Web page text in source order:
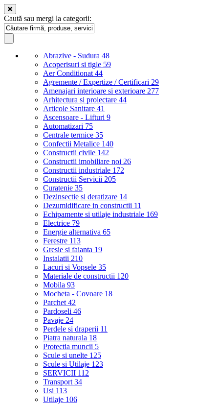
Caută sau mergi la categorii:
Abrazive - Sudura 48
Acoperisuri si tigle 59
Aer Conditionat 44
Agremente / Expertize / Certificari 29
Amenajari interioare si exterioare 277
Arhitectura si proiectare 44
Articole Sanitare 41
Ascensoare - Lifturi 9
Automatizari 75
Centrale termice 35
Confectii Metalice 140
Constructii civile 142
Constructii imobiliare noi 26
Constructii industriale 172
Constructii Servicii 205
Curatenie 35
Dezinsectie si deratizare 14
Dezumidificare in constructii 11
Echipamente si utilaje industriale 169
Electrice 79
Energie alternativa 65
Ferestre 113
Gresie si faianta 19
Instalatii 210
Lacuri si Vopsele 35
Materiale de constructii 120
Mobila 93
Mocheta - Covoare 18
Parchet 42
Pardoseli 46
Pavaje 24
Perdele si draperii 11
Piatra naturala 18
Protectia muncii 5
Scule si unelte 125
Scule si Utilaje 123
SERVICII 112
Transport 34
Usi 113
Utilaje 106